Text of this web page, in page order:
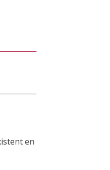
en